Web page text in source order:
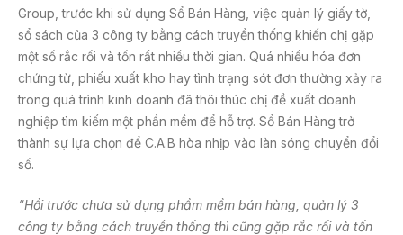
Group, trước khi sử dụng Sổ Bán Hàng, việc quản lý giấy tờ,
sổ sách của 3 công ty bằng cách truyền thống khiến chị gặp
một số rắc rối và tốn rất nhiều thời gian. Quá nhiều hóa đơn
chứng từ, phiếu xuất kho hay tình trạng sót đơn thường xảy ra
trong quá trình kinh doanh đã thôi thúc chị đề xuất doanh
nghiệp tìm kiếm một phần mềm để hỗ trợ. Sổ Bán Hàng trở
thành sự lựa chọn để C.A.B hòa nhịp vào làn sóng chuyển đổi
số.
“Hồi trước chưa sử dụng phầm mềm bán hàng, quản lý 3
công ty bằng cách truyền thống thì cũng gặp rắc rối và tốn